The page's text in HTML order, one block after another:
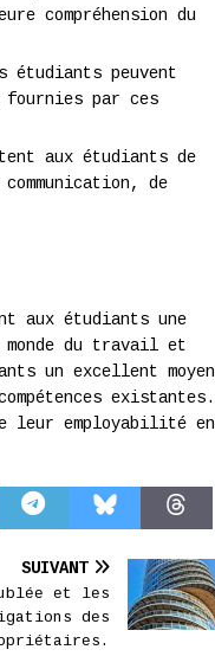
compréhension du
étudiants peuvent
fournies par ces
aux étudiants de
de
aux étudiants une
monde du travail et
un excellent moyen
existantes.
leur employabilité en
SUIVANT
et les
des